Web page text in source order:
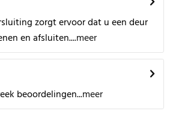
zorgt ervoor dat u een deur
en afsluiten....meer
beoordelingen...meer